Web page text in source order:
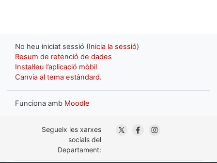
No heu iniciat sessió (Inicia la sessió)
Resum de retenció de dades
Instal·leu l’aplicació mòbil
Canvia al tema estàndard.
Funciona amb Moodle
Segueix les xarxes
socials del
Departament:
. Obre en una nova
. Obre en una nova